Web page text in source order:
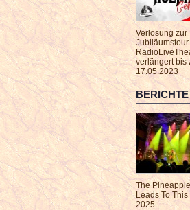
Verlosung zur
verlängert bis
17.05.2023
BERICHTE
The
Leads To This
2025